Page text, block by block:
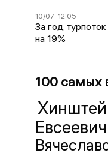
10/07 12:05
За год
на 19%
100 самых
Евсеевич